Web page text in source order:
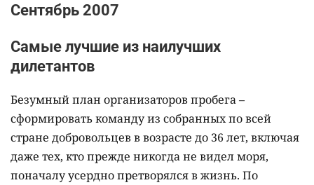
Сентябрь 2007
Самые лучшие из наилучших
дилетантов
Безумный план организаторов пробега –
сформировать команду из собранных по всей
стране добровольцев в возрасте до 36 лет, включая
даже тех, кто прежде никогда не видел моря,
поначалу усердно претворялся в жизнь. По